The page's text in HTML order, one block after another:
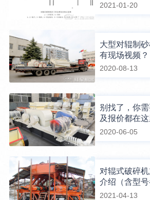
2021-01-20
大型对辊制
有现场视频？
2020-08-13
别找了，你
及报价都在这
2020-06-05
对辊式破碎
介绍（含型号
2021-04-13